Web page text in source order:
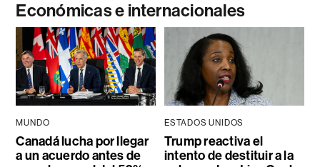
Económicas e internacionales
MUNDO
Canadá lucha por llegar
a un acuerdo antes de
ESTADOS UNIDOS
Trump reactiva el
intento de destituir a la